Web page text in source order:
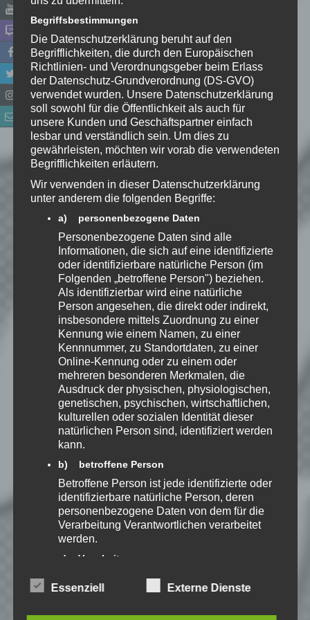
Name*
E-Mail-Adresse*
Website
*Ich habe die
Datenschutzerklärungzur
Kenntnis genommen. Ich stimme
zu, dass meine Angaben dauerhaft
gespeichert werden.
Benachrichtige mich über
nachfolgende Kommentare via E-
Mail.
Beiträge via E-Mail.
Ich spiele leidenschaftlich
gerne Strategie, Aufbau und
Begriffsbestimmungen
Die Datenschutzerklärung beruht auf den
Begrifflichkeiten, die durch den Europäischen
Richtlinien- und Verordnungsgeber beim Erlass
der Datenschutz-Grundverordnung (DS-GVO)
verwendet wurden. Unsere Datenschutzerklärung
soll sowohl für die Öffentlichkeit als auch für
unsere Kunden und Geschäftspartner einfach
lesbar und verständlich sein. Um dies zu
gewährleisten, möchten wir vorab die verwendeten
Begrifflichkeiten erläutern.
Wir verwenden in dieser Datenschutzerklärung
unter anderem die folgenden Begriffe:
a) personenbezogene Daten
Personenbezogene Daten sind alle
Informationen, die sich auf eine identifizierte
oder identifizierbare natürliche Person (im
Folgenden „betroffene Person") beziehen.
Als identifizierbar wird eine natürliche
Person angesehen, die direkt oder indirekt,
insbesondere mittels Zuordnung zu einer
Kennung wie einem Namen, zu einer
Kennnummer, zu Standortdaten, zu einer
Online-Kennung oder zu einem oder
mehreren besonderen Merkmalen, die
Ausdruck der physischen, physiologischen,
genetischen, psychischen, wirtschaftlichen,
kulturellen oder sozialen Identität dieser
natürlichen Person sind, identifiziert werden
kann.
b) betroffene Person
Betroffene Person ist jede identifizierte oder
identifizierbare natürliche Person, deren
personenbezogene Daten von dem für die
Verarbeitung Verantwortlichen verarbeitet
werden.
c) Verarbeitung
Verarbeitung ist jeder mit oder ohne Hilfe
automatisierter Verfahren ausgeführte
Essenziell Externe Dienste